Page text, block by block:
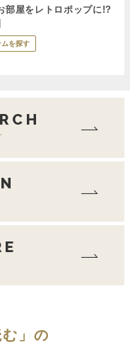
部屋をレトロポップに!?
ムを探す
」の